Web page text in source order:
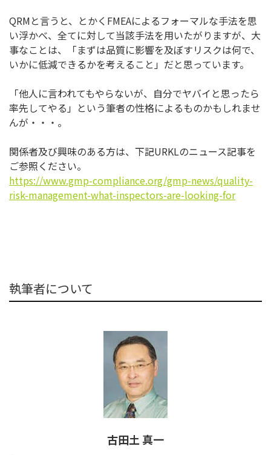
QRMと言うと、とかくFMEAによるフォーマルな手法を思
い浮かべ、全てに対して当該手法を用いたがりますが、大
事なことは、
「まずは品質に影響を及ぼすリスクは何で、
いかに低減できるかを考えること」だと思っています。
「他人に言われてもやらないが、 自分でヤバイと思ったら
率先してやる」 という筆者の性格によるものかもしれませ
んが・・・。
関係者及び興味のある方は、下記URKLのニュース記事を
ご参照ください。
https://www.gmp-compliance.org/gmp-news/quality-
risk-management-what-inspectors-are-looking-for
執筆者について
古田土 真一